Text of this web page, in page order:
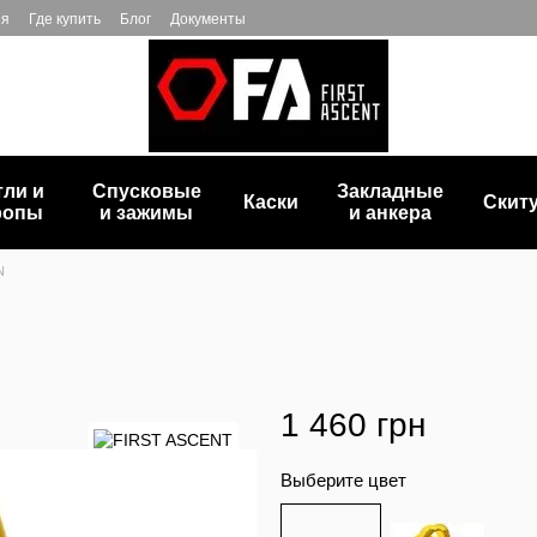
Где купить Блог Документы
и
Спусковые
и зажимы
Каски
Закладные
и анкера
1 460 грн
Выберите цвет